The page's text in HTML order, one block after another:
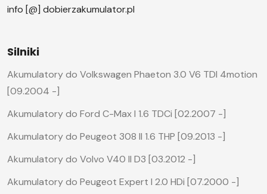
info [@] dobierzakumulator.pl
Silniki
Akumulatory do Volkswagen Phaeton 3.0 V6 TDI 4motion
[09.2004 -]
Akumulatory do Ford C-Max I 1.6 TDCi [02.2007 -]
Akumulatory do Peugeot 308 II 1.6 THP [09.2013 -]
Akumulatory do Volvo V40 II D3 [03.2012 -]
Akumulatory do Peugeot Expert I 2.0 HDi [07.2000 -]